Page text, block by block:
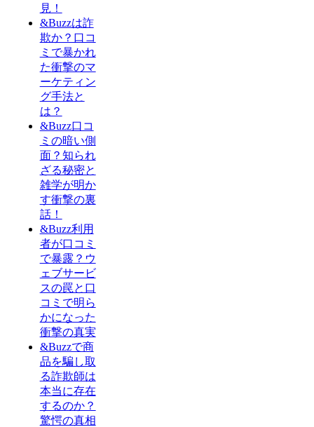
見！
&Buzzは詐
欺か？口コ
ミで暴かれ
た衝撃のマ
ーケティン
グ手法と
は？
&Buzz口コ
ミの暗い側
面？知られ
ざる秘密と
雑学が明か
す衝撃の裏
話！
&Buzz利用
者が口コミ
で暴露？ウ
ェブサービ
スの罠と口
コミで明ら
かになった
衝撃の真実
&Buzzで商
品を騙し取
る詐欺師は
本当に存在
するのか？
驚愕の真相